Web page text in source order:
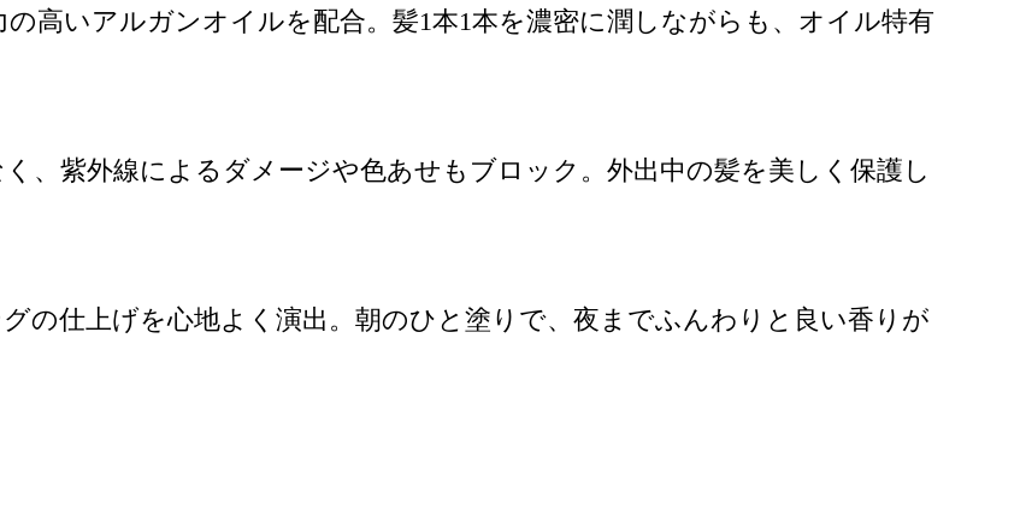
高いアルガンオイルを配合。髪1本1本を濃密に潤しながらも、オイル特有
、紫外線によるダメージや色あせもブロック。外出中の髪を美しく保護し
の仕上げを心地よく演出。朝のひと塗りで、夜までふんわりと良い香りが